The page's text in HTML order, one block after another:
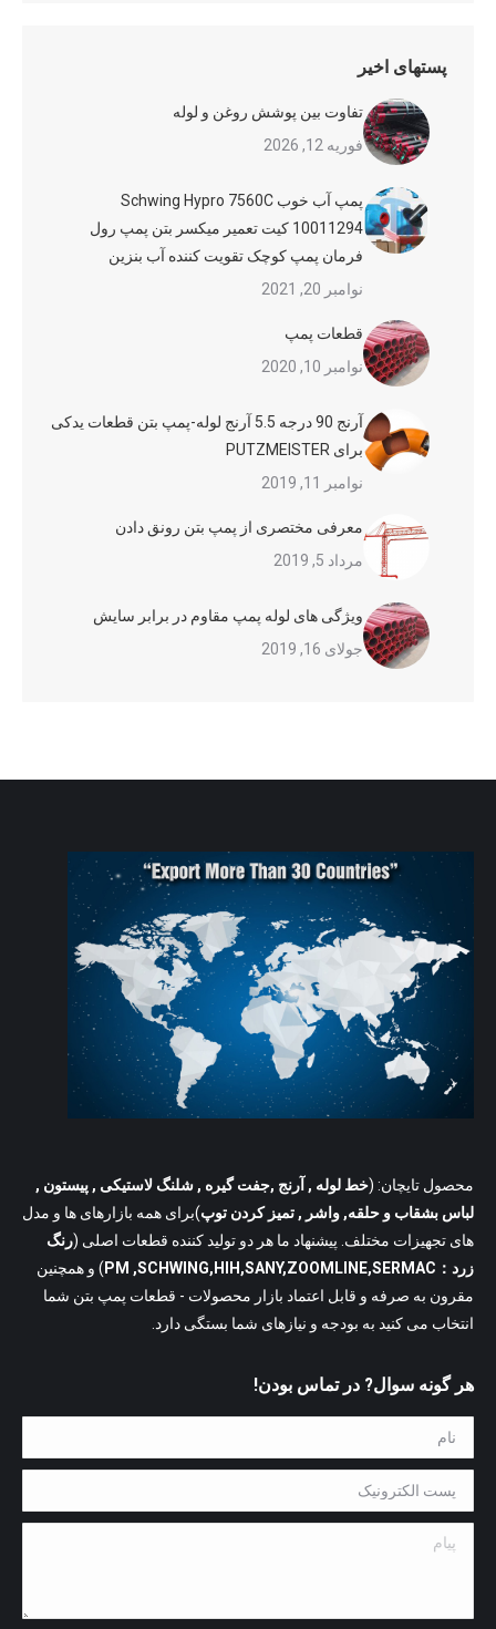
پستهای اخیر
تفاوت بین پوشش روغن و لوله
فوریه 12, 2026
پمپ آب خوب Schwing Hypro 7560C
10011294 کیت تعمیر میکسر بتن پمپ رول
فرمان پمپ کوچک تقویت کننده آب بنزین
نوامبر 20, 2021
قطعات پمپ
نوامبر 10, 2020
آرنج 90 درجه 5.5 آرنج لوله-پمپ بتن قطعات یدکی
برای PUTZMEISTER
نوامبر 11, 2019
معرفی مختصری از پمپ بتن رونق دادن
مرداد 5, 2019
ویژگی های لوله پمپ مقاوم در برابر سایش
جولای 16, 2019
محصول تایچان: (خط لوله , آرنج ,جفت گیره , شلنگ لاستیکی , پیستون ,
لباس بشقاب و حلقه, واشر , تمیز کردن توپ)برای همه بازارهای ها و مدل
های تجهیزات مختلف. پیشنهاد ما هر دو تولید کننده قطعات اصلی (رنگ
زرد：PM ,SCHWING,HIH,SANY,ZOOMLINE,SERMAC
) و همچنین
مقرون به صرفه و قابل اعتماد بازار محصولات - قطعات پمپ بتن شما
انتخاب می کنید به بودجه و نیازهای شما بستگی دارد.
هر گونه سوال? در تماس بودن!
نام *
پست الکترونیک *